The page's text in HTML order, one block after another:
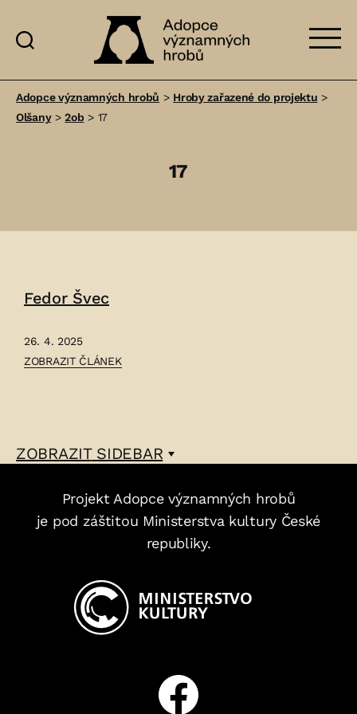
významných
Adopce významných hrobů > Hroby zařazené do projektu >
Olšany>2ob > 17
17
Fedor Švec
26. 4. 2025
ČLÁNEK:
ZOBRAZIT ČLÁNEK
ZOBRAZITSIDEBAR
Projekt Adopce významných hrobů
je pod záštitou Ministerstva kultury České
republiky.
Facebook